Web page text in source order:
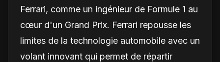
Ferrari, comme un ingénieur de Formule 1 au
cœur d'un Grand Prix. Ferrari repousse les
limites de la technologie automobile avec un
volant innovant qui permet de répartir